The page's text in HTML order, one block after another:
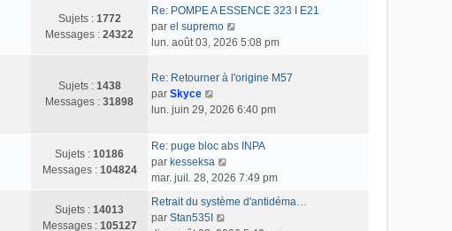
r
n
i
r
e
s
a
g
t
e
e
d
e
i
e
r
m
e
s
u
l
e
l
d
e
r
i
e
Sujets : 1772
Messages : 24322
Re: POMPE A ESSENCE 323 I E21
par el supremo
o
s
l
r
e
d
lun. août 03, 2026 5:08 pm
Sujets : 1438
Messages : 31898
Re: Retourner à l'origine M57
par Skyce
o
s
u
l
e
r
lun. juin 29, 2026 6:40 pm
Sujets : 10186
Messages : 104824
Re: puge bloc abs INPA
par kesseksa
o
s
mar. juil. 28, 2026 7:49 pm
Sujets : 14013
Messages : 105127
Retrait du système d'antidéma…
par Stan535I